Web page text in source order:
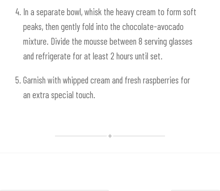
In a separate bowl, whisk the heavy cream to form soft
peaks, then gently fold into the chocolate-avocado
mixture. Divide the mousse between 8 serving glasses
and refrigerate for at least 2 hours until set.
Garnish with whipped cream and fresh raspberries for
an extra special touch.